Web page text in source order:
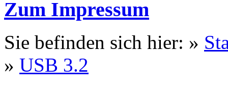
Zum Impressum
Sie befinden sich hier: »
» USB 3.2